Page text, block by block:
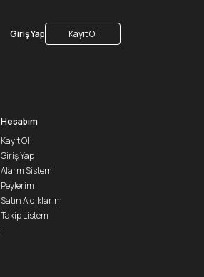
Giriş Yap Kayıt Ol
Hesabım
Kayıt Ol
Giriş Yap
Alarm Sistemi
Peylerim
Satın Aldıklarım
Takip Listem